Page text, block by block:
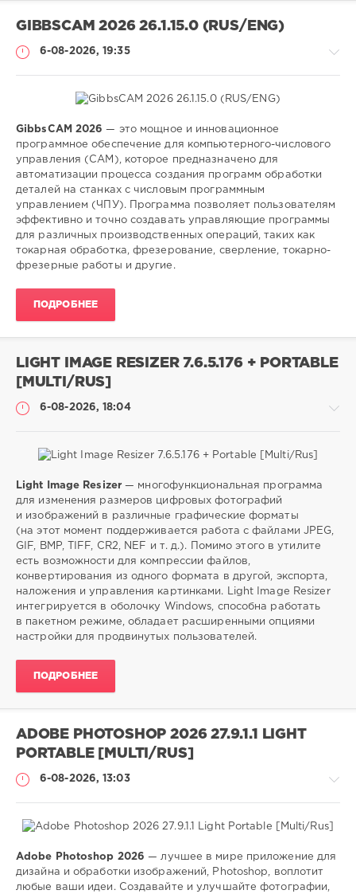
GIBBSCAM 2026 26.1.15.0 (RUS/ENG)
6-08-2026, 19:35
SamDel
0
токарная,
обработка,
деталей,
GibbsCAM 2026 — это мощное и инновационное
программное обеспечение для компьютерного-числового
управления (CAM), которое предназначено для
автоматизации процесса создания программ обработки
деталей на станках с числовым программным
управлением (ЧПУ). Программа позволяет пользователям
эффективно и точно создавать управляющие программы
для различных производственных операций, таких как
токарная обработка, фрезерование, сверление, токарно-
фрезерные работы и другие.
ПОДРОБНЕЕ
LIGHT IMAGE RESIZER 7.6.5.176 + PORTABLE
[MULTI/RUS]
6-08-2026, 18:04
SamDel
0
компрессия,
изменить,
размер ,
цифровых
Light Image Resizer— многофункциональная программа
для изменения размеров цифровых фотографий
и изображений в различные графические форматы
(на этот момент поддерживается работа с файлами JPEG,
GIF, BMP, TIFF, CR2, NEF и т. д.). Помимо этого в утилите
есть возможности для компрессии файлов,
конвертирования из одного формата в другой, экспорта,
наложения и управления картинками. Light Image Resizer
интегрируется в оболочку Windows, способна работать
в пакетном режиме, обладает расширенными опциями
настройки для продвинутых пользователей.
ПОДРОБНЕЕ
ADOBE PHOTOSHOP 2026 27.9.1.1 LIGHT
PORTABLE [MULTI/RUS]
6-08-2026, 13:03
Софт
SamDel
Adobe Photoshop 2026 — лучшее в мире приложение для
дизайна и обработки изображений, Photoshop, воплотит
любые ваши идеи. Создавайте и улучшайте фотографии,